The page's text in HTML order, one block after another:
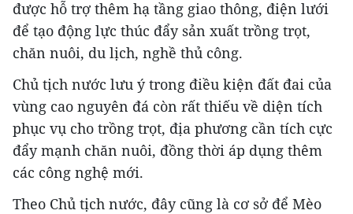
được hỗ trợ thêm hạ tầng giao thông, điện lưới
để tạo động lực thúc đẩy sản xuất trồng trọt,
chăn nuôi, du lịch, nghề thủ công.
Chủ tịch nước lưu ý trong điều kiện đất đai của
vùng cao nguyên đá còn rất thiếu về diện tích
phục vụ cho trồng trọt, địa phương cần tích cực
đẩy mạnh chăn nuôi, đồng thời áp dụng thêm
các công nghệ mới.
Theo Chủ tịch nước, đây cũng là cơ sở để Mèo